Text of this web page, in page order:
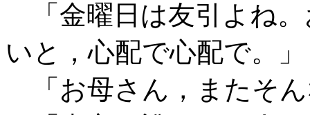
「金曜日は友引よね
いと，心配で心配で。」
「お母さん，またそ